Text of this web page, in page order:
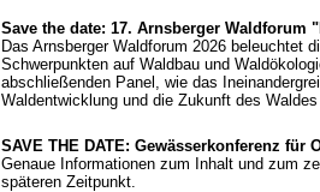
Save the date: 17. Arnsberger Waldforum
Das Arnsberger Waldforum 2026 beleuchtet
Schwerpunkten auf Waldbau und
abschließenden Panel, wie das
Waldentwicklung und die Zukunft des Waldes
SAVE THE DATE: Gewässerkonferenz für
Genaue Informationen zum Inhalt und zum
späteren Zeitpunkt.